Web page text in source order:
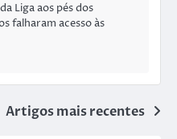
Liga aos pés dos
falharam acesso às
Artigos mais recentes